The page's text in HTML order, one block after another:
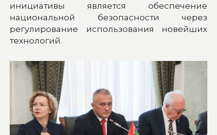
инициативы является обеспечение
национальной безопасности через
регулирование использования новейших
технологий.